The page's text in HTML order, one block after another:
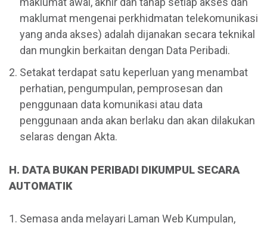
maklumat mengenai perkhidmatan telekomunikasi
yang anda akses) adalah dijanakan secara teknikal
dan mungkin berkaitan dengan Data Peribadi.
Setakat terdapat satu keperluan yang menambat
perhatian, pengumpulan, pemprosesan dan
penggunaan data komunikasi atau data
penggunaan anda akan berlaku dan akan dilakukan
selaras dengan Akta.
H. DATA BUKAN PERIBADI DIKUMPUL SECARA
AUTOMATIK
Semasa anda melayari Laman Web Kumpulan,